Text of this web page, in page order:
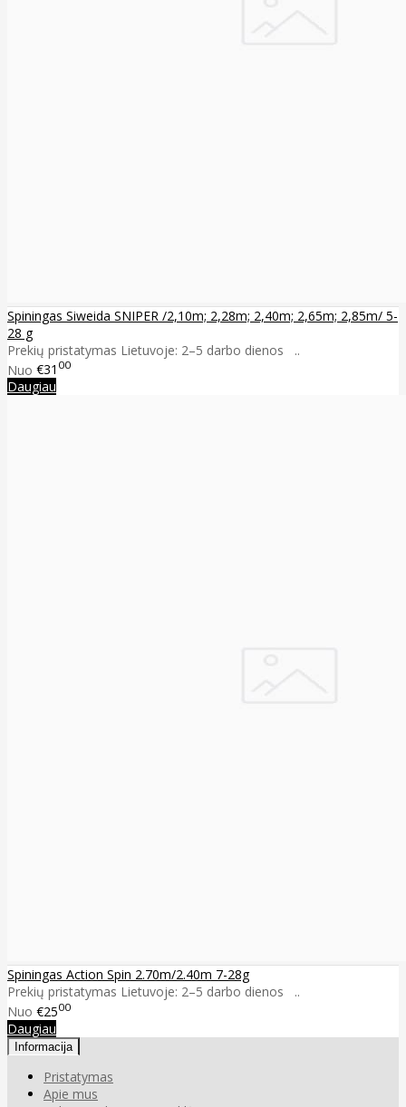
Spiningas Siweida SNIPER /2,10m; 2,28m; 2,40m; 2,65m; 2,85m/ 5-
28 g
Prekių pristatymas Lietuvoje: 2–5 darbo dienos ..
Nuo €31 00
Daugiau
Spiningas Action Spin 2.70m/2.40m 7-28g
Prekių pristatymas Lietuvoje: 2–5 darbo dienos ..
Nuo €2500
Daugiau
Informacija
Pristatymas
Apie mus